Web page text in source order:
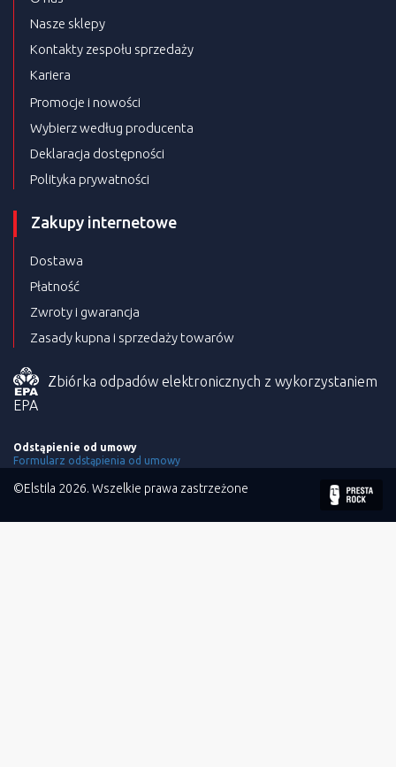
Nasze sklepy
Kontakty zespołu sprzedaży
Kariera
Promocje i nowości
Wybierz według producenta
Deklaracja dostępności
Polityka prywatności
Zakupy internetowe
Dostawa
Płatność
Zwroty i gwarancja
Zasady kupna i sprzedaży towarów
Zbiórka odpadów elektronicznych z wykorzystaniem
EPA
Odstąpienie od umowy
Formularz odstąpienia od umowy
©Elstila 2026. Wszelkie prawa zastrzeżone